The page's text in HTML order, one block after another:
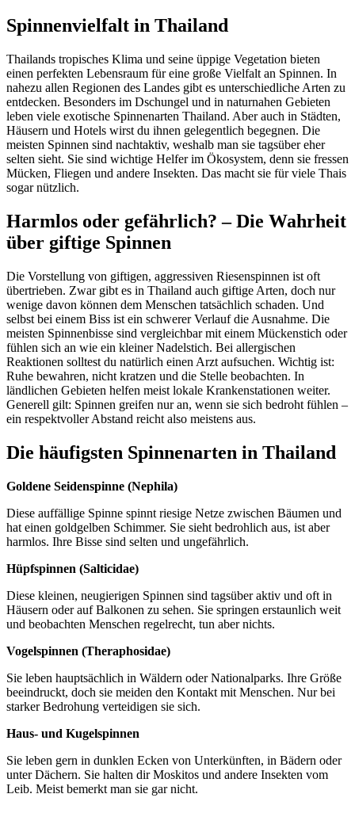
Spinnenvielfalt in Thailand
Thailands tropisches Klima und seine üppige Vegetation bieten
einen perfekten Lebensraum für eine große Vielfalt an Spinnen. In
nahezu allen Regionen des Landes gibt es unterschiedliche Arten zu
entdecken. Besonders im Dschungel und in naturnahen Gebieten
leben viele exotische Spinnenarten Thailand. Aber auch in Städten,
Häusern und Hotels wirst du ihnen gelegentlich begegnen. Die
meisten Spinnen sind nachtaktiv, weshalb man sie tagsüber eher
selten sieht. Sie sind wichtige Helfer im Ökosystem, denn sie fressen
Mücken, Fliegen und andere Insekten. Das macht sie für viele Thais
sogar nützlich.
Harmlos oder gefährlich? – Die Wahrheit
über giftige Spinnen
Die Vorstellung von giftigen, aggressiven Riesenspinnen ist oft
übertrieben. Zwar gibt es in Thailand auch giftige Arten, doch nur
wenige davon können dem Menschen tatsächlich schaden. Und
selbst bei einem Biss ist ein schwerer Verlauf die Ausnahme. Die
meisten Spinnenbisse sind vergleichbar mit einem Mückenstich oder
fühlen sich an wie ein kleiner Nadelstich. Bei allergischen
Reaktionen solltest du natürlich einen Arzt aufsuchen. Wichtig ist:
Ruhe bewahren, nicht kratzen und die Stelle beobachten. In
ländlichen Gebieten helfen meist lokale Krankenstationen weiter.
Generell gilt: Spinnen greifen nur an, wenn sie sich bedroht fühlen –
ein respektvoller Abstand reicht also meistens aus.
Die häufigsten Spinnenarten in Thailand
Goldene Seidenspinne (Nephila)
Diese auffällige Spinne spinnt riesige Netze zwischen Bäumen und
hat einen goldgelben Schimmer. Sie sieht bedrohlich aus, ist aber
harmlos. Ihre Bisse sind selten und ungefährlich.
Hüpfspinnen (Salticidae)
Diese kleinen, neugierigen Spinnen sind tagsüber aktiv und oft in
Häusern oder auf Balkonen zu sehen. Sie springen erstaunlich weit
und beobachten Menschen regelrecht, tun aber nichts.
Vogelspinnen (Theraphosidae)
Sie leben hauptsächlich in Wäldern oder Nationalparks. Ihre Größe
beeindruckt, doch sie meiden den Kontakt mit Menschen. Nur bei
starker Bedrohung verteidigen sie sich.
Haus- und Kugelspinnen
Sie leben gern in dunklen Ecken von Unterkünften, in Bädern oder
unter Dächern. Sie halten dir Moskitos und andere Insekten vom
Leib. Meist bemerkt man sie gar nicht.